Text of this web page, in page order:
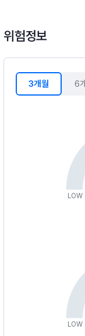
위험정보
3개월 6
LOW
LOW